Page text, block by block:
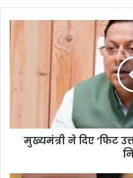
मुख्यमंत्री ने दिए ’फिट